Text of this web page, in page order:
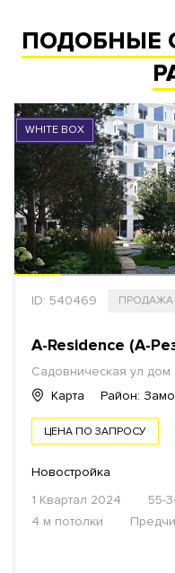
ПОДОБНЫЕ
WHITE BOX
ID: 540469 ПРОДАЖА
Садовническая ул дом
Карта
Район:
ЦЕНА ПО ЗАПРОСУ
Новостройка
1 Квартал 2024
55-
4 м потолки